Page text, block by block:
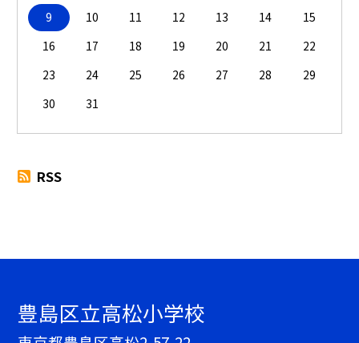
9
10 11 12 13 14
15
16
17 18 19 20 21
22
23
24 25 26 27 28
29
30
31
RSS
豊島区立高松小学校